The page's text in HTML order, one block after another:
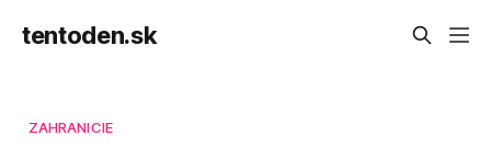
tentoden.sk
ZAHRANICIE